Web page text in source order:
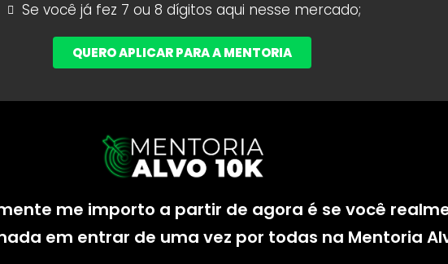
Se você já fez 7 ou 8 dígitos aqui nesse mercado;
QUERO APLICAR PARA A MENTORIA
me importo a partir de agora é se você
em entrar de uma vez por todas na Mentoria